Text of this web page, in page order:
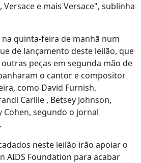
Versace e mais Versace", sublinha
quinta-feira de manhã num
de lançamento deste leilão, que
peças em segunda mão de
o cantor e compositor
como David Furnish,
Carlile , Betsey Johnson,
Cohen, segundo o jornal
neste leilão irão apoiar o
AIDS Foundation para acabar